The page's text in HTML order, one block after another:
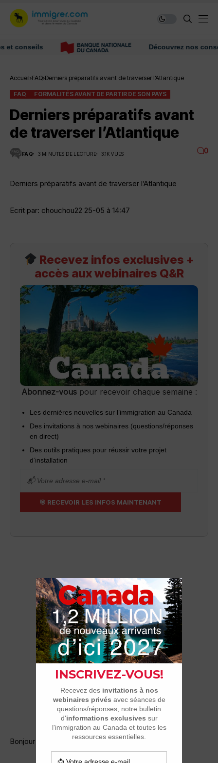
Découvrez nos conseils
Accueil FAQ Derniers préparatifs avant de traverser l’Atlantique
FAQ FORMALITÉS AVANT DE PARTIR DE SON PAYS
Derniers préparatifs avant
de traverser l’Atlantique
FAQ 3 MINUTES DE LECTURE 3.1K VUES 0
Derniers préparatifs avant de traverser l’Atlantique
Ecrit par: chouchou22 25-05 à 14:47
Recevez infos exclusives +
accès aux webinaires Q&R
Abonnez-vouspour recevoir chaque semaine :
Les dernières nouvelles sur l’immigration au Canada
Des invitations à nos webinaires (questions/réponses
en direct)
Des outils pratiques pour réussir votre projet
d’installation
Bonjour à tous,